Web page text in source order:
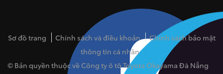
Sơ đồ trang Chính sách và điều khoản
Chính sách bảo mật
thông tin cá nhân
© Bản quyền thuộc về Công ty ô tô Toyota Okayama Đà Nẵng